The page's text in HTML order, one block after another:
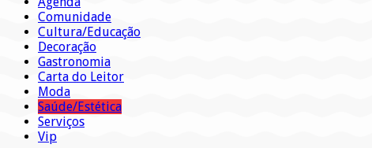
Comunidade
Cultura/Educação
Decoração
Gastronomia
Carta do Leitor
Moda
Saúde/Estética
Serviços
Vip